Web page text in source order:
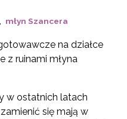
młyn Szancera
na działce
z ruinami młyna
w ostatnich latach
się mają w